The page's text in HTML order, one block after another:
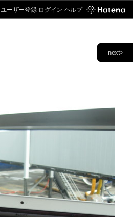
ユーザー登録 ログイン ヘルプ
next>